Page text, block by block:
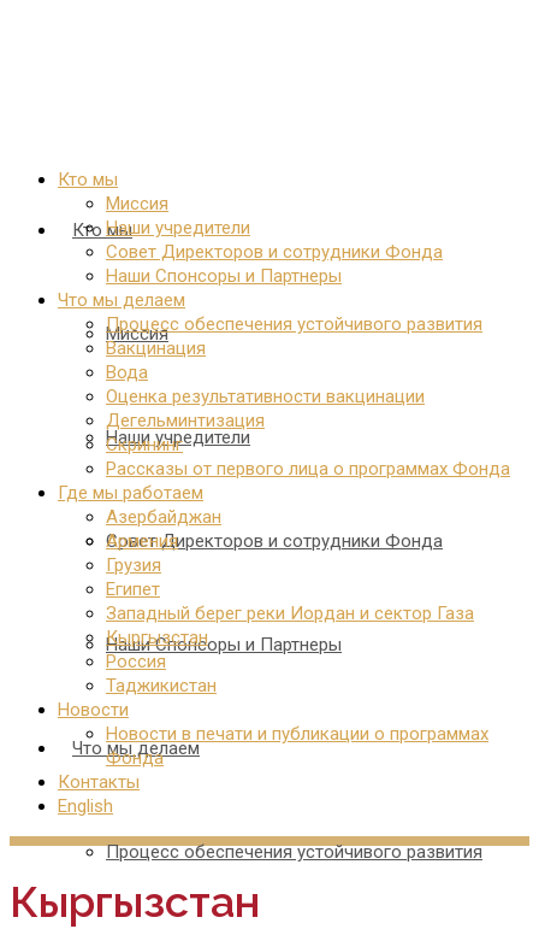
Кто мы
Миссия
Наши учредители
Совет Директоров и сотрудники Фонда
Наши Спонсоры и Партнеры
Что мы делаем
Процесс обеспечения устойчивого развития
Кто мы
Миссия
Наши учредители
Совет Директоров и сотрудники Фонда
Наши Спонсоры и Партнеры
Что мы делаем
Процесс обеспечения устойчивого развития
Вакцинация
Вода
Оценка результативности вакцинации
Дегельминтизация
Скрининг
Рассказы от первого лица о программах Фонда
Где мы работаем
Азербайджан
Армения
Грузия
Египет
Западный берег реки Иордан и сектор Газа
Кыргызстан
Россия
Таджикистан
Новости
Новости в печати и публикации о программах
Фонда
Контакты
English
Кыргызстан